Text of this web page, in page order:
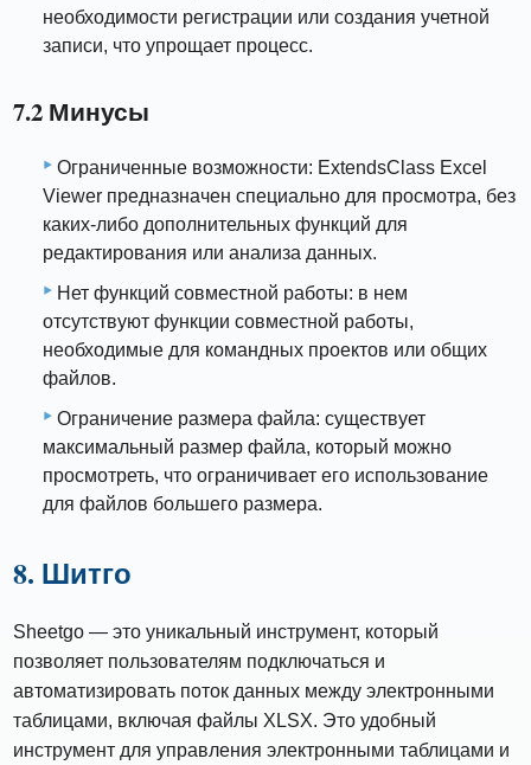
необходимости регистрации или создания учетной
записи, что упрощает процесс.
7.2 Минусы
Ограниченные возможности: ExtendsClass Excel
Viewer предназначен специально для просмотра, без
каких-либо дополнительных функций для
редактирования или анализа данных.
Нет функций совместной работы: в нем
отсутствуют функции совместной работы,
необходимые для командных проектов или общих
файлов.
Ограничение размера файла: существует
максимальный размер файла, который можно
просмотреть, что ограничивает его использование
для файлов большего размера.
8. Шитго
Sheetgo — это уникальный инструмент, который
позволяет пользователям подключаться и
автоматизировать поток данных между электронными
таблицами, включая файлы XLSX. Это удобный
инструмент для управления электронными таблицами и